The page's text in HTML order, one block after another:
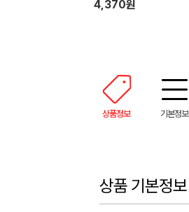
4,370원
상품정보 기본정보
상품 기본정보